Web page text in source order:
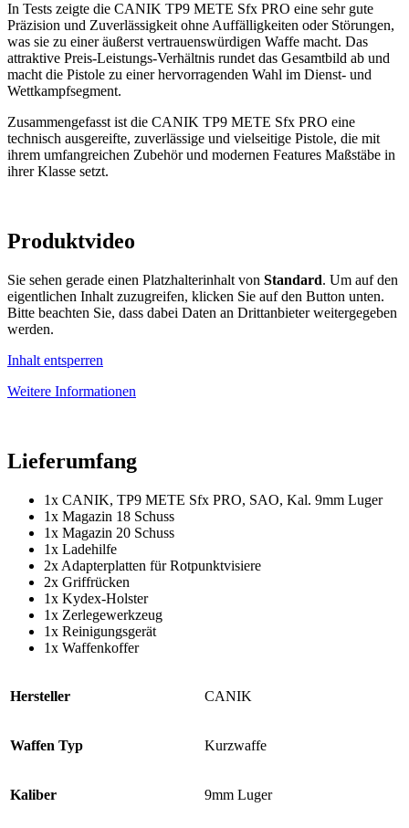
In Tests zeigte die CANIK TP9 METE Sfx PRO eine sehr gute
Präzision und Zuverlässigkeit ohne Auffälligkeiten oder Störungen,
was sie zu einer äußerst vertrauenswürdigen Waffe macht. Das
attraktive Preis-Leistungs-Verhältnis rundet das Gesamtbild ab und
macht die Pistole zu einer hervorragenden Wahl im Dienst- und
Wettkampfsegment.
Zusammengefasst ist die CANIK TP9 METE Sfx PRO eine
technisch ausgereifte, zuverlässige und vielseitige Pistole, die mit
ihrem umfangreichen Zubehör und modernen Features Maßstäbe in
ihrer Klasse setzt.
Produktvideo
Sie sehen gerade einen Platzhalterinhalt von Standard. Um auf den
eigentlichen Inhalt zuzugreifen, klicken Sie auf den Button unten.
Bitte beachten Sie, dass dabei Daten an Drittanbieter weitergegeben
werden.
Inhalt entsperren
Weitere Informationen
Lieferumfang
1x CANIK, TP9 METE Sfx PRO, SAO, Kal. 9mm Luger
1x Magazin 18 Schuss
1x Magazin 20 Schuss
1x Ladehilfe
2x Adapterplatten für Rotpunktvisiere
2x Griffrücken
1x Kydex-Holster
1x Zerlegewerkzeug
1x Reinigungsgerät
1x Waffenkoffer
Hersteller CANIK
Waffen Typ Kurzwaffe
Kaliber 9mm Luger